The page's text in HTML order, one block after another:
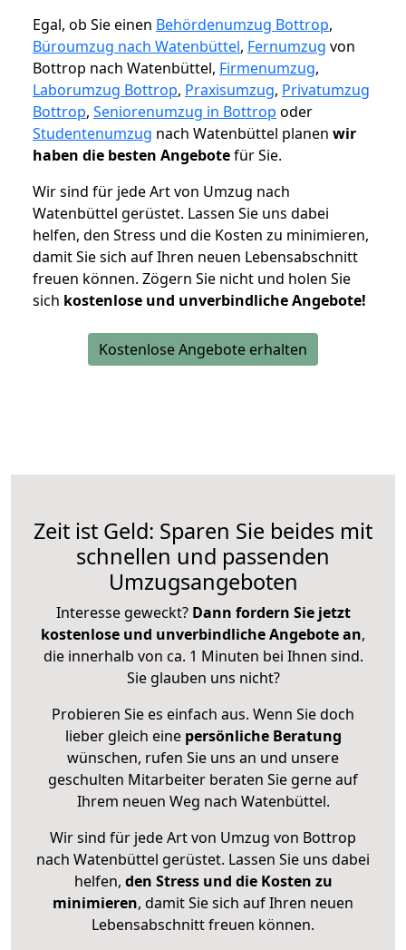
Egal, ob Sie einen Behördenumzug Bottrop,
Büroumzug nach Watenbüttel, Fernumzug von
Bottrop nach Watenbüttel, Firmenumzug,
Laborumzug Bottrop, Praxisumzug, Privatumzug
Bottrop, Seniorenumzug in Bottrop oder
Studentenumzug nach Watenbüttel planen wir
haben die besten Angebotefür Sie.
Wir sind für jede Art von Umzug nach
Watenbüttel gerüstet. Lassen Sie uns dabei
helfen, den Stress und die Kosten zu minimieren,
damit Sie sich auf Ihren neuen Lebensabschnitt
freuen können. Zögern Sie nicht und holen Sie
sich kostenlose und unverbindliche Angebote!
Kostenlose Angebote erhalten
Zeit ist Geld: Sparen Sie beides mit
schnellen und passenden
Umzugsangeboten
Interesse geweckt? Dann fordern Sie jetzt
kostenlose und unverbindliche Angebote an,
die innerhalb von ca. 1 Minuten bei Ihnen sind.
Sie glauben uns nicht?
Probieren Sie es einfach aus. Wenn Sie doch
lieber gleich eine persönliche Beratung
wünschen, rufen Sie uns an und unsere
geschulten Mitarbeiter beraten Sie gerne auf
Ihrem neuen Weg nach Watenbüttel.
Wir sind für jede Art von Umzug von Bottrop
nach Watenbüttel gerüstet. Lassen Sie uns dabei
helfen, den Stress und die Kosten zu
minimieren, damit Sie sich auf Ihren neuen
Lebensabschnitt freuen können.